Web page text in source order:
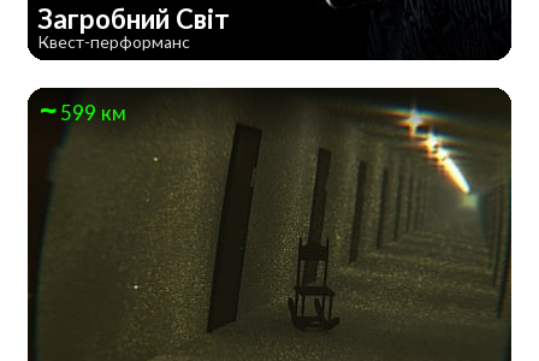
Загробний Світ
Квест-перформанс
599 км